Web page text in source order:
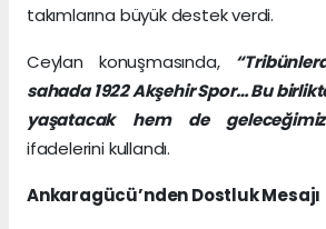
takımlarına büyük destek verdi.
Ceylan konuşmasında,
sahada 1922 Akşehir Spor… Bu
yaşatacak hem de
ifadelerini kullandı.
Ankaragücü’nden Dostluk Mesajı